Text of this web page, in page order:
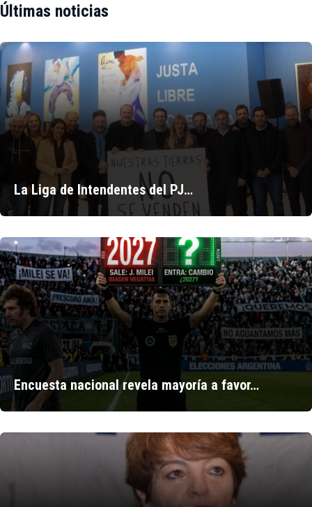
Últimas noticias
La Liga de Intendentes del PJ…
Encuesta nacional revela mayoría a favor…